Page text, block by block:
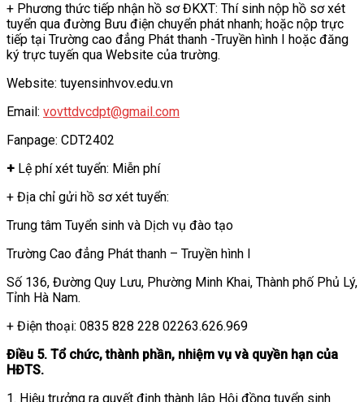
+ Phương thức tiếp nhận hồ sơ ĐKXT: Thí sinh nộp hồ sơ xét
tuyển qua đường Bưu điện chuyển phát nhanh; hoặc nộp trực
tiếp tại Trường cao đẳng Phát thanh -Truyền hình I hoặc đăng
ký trực tuyến qua Website của trường.
Website: tuyensinhvov.edu.vn
Email: vovttdvcdpt@gmail.com
Fanpage: CDT2402
+ Lệ phí xét tuyển: Miễn phí
+ Địa chỉ gửi hồ sơ xét tuyển:
Trung tâm Tuyển sinh và Dịch vụ đào tạo
Trường Cao đẳng Phát thanh – Truyền hình I
Số 136, Đường Quy Lưu, Phường Minh Khai, Thành phố Phủ Lý,
Tỉnh Hà Nam.
+ Điện thoại: 0835 828 228 02263.626.969
Điều 5. Tổ chức, thành phần, nhiệm vụ và quyền hạn của
HĐTS.
1. Hiệu trưởng ra quyết định thành lập Hội đồng tuyển sinh